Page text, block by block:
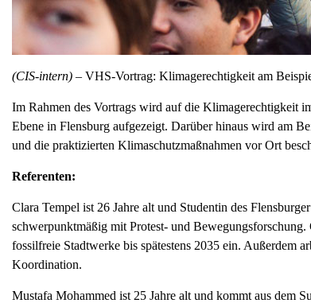
(CIS-intern) – VHS-Vortrag: Klimagerechtigkeit am
Im Rahmen des Vortrags wird auf die Klimagerechtigkeit
Ebene in Flensburg aufgezeigt. Darüber hinaus wird am
und die praktizierten Klimaschutzmaßnahmen vor Ort
Referenten:
Clara Tempel ist 26 Jahre alt und Studentin des
schwerpunktmäßig mit Protest- und
fossilfreie Stadtwerke bis spätestens 2035 ein.
Koordination.
Mustafa Mohammed ist 25 Jahre alt und kommt aus dem